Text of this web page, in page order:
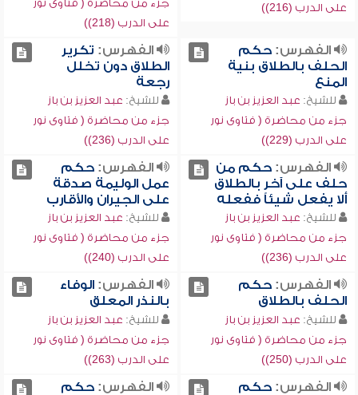
على الدرب (216))
جزء من محاضرة ( فتاوى نور
على الدرب (218))
الفهرس:حكم
الحلف بالطلاق بنية
المنع
للشيخ: عبد العزيز بن باز
جزء من محاضرة ( فتاوى نور
على الدرب (229))
الفهرس: تكرير
الطلاق دون تخلل
رجعة
للشيخ: عبد العزيز بن باز
جزء من محاضرة ( فتاوى نور
على الدرب (236))
الفهرس:حكم من
حلف على آخر بالطلاق
ألا يفعل شيئاً ففعله
للشيخ: عبد العزيز بن باز
جزء من محاضرة ( فتاوى نور
على الدرب (236))
الفهرس:حكم
عمل الوليمة صدقة
على الجيران والأقارب
للشيخ: عبد العزيز بن باز
جزء من محاضرة ( فتاوى نور
على الدرب (240))
الفهرس:حكم
الحلف بالطلاق
للشيخ: عبد العزيز بن باز
جزء من محاضرة ( فتاوى نور
على الدرب (250))
الفهرس:الوفاء
بالنذر المعلق
للشيخ: عبد العزيز بن باز
جزء من محاضرة ( فتاوى نور
على الدرب (263))
الفهرس:حكم
الفهرس:حكم